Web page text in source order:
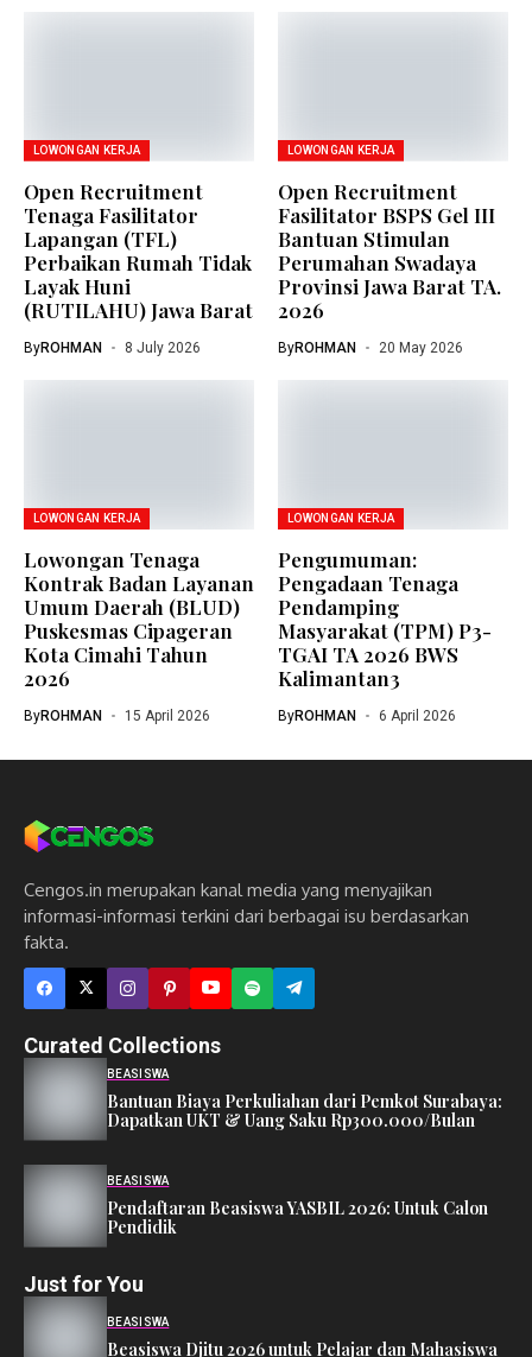
LOWONGAN KERJA
Open Recruitment
Tenaga Fasilitator
Lapangan (TFL)
Perbaikan Rumah Tidak
Layak Huni
(RUTILAHU) Jawa Barat
ByROHMAN 8 July 2026
LOWONGAN KERJA
Open Recruitment
Fasilitator BSPS Gel III
Bantuan Stimulan
Perumahan Swadaya
Provinsi Jawa Barat TA.
2026
ByROHMAN 20 May 2026
LOWONGAN KERJA
Lowongan Tenaga
Kontrak Badan Layanan
Umum Daerah (BLUD)
Puskesmas Cipageran
Kota Cimahi Tahun
2026
ByROHMAN 15 April 2026
LOWONGAN KERJA
Pengumuman:
Pengadaan Tenaga
Pendamping
Masyarakat (TPM) P3-
TGAI TA 2026 BWS
Kalimantan3
ByROHMAN 6 April 2026
Cengos.in merupakan kanal media yang menyajikan
informasi-informasi terkini dari berbagai isu berdasarkan
fakta.
Curated Collections
BEASISWA
Bantuan Biaya Perkuliahan dari Pemkot Surabaya:
Dapatkan UKT & Uang Saku Rp300.000/Bulan
BEASISWA
Pendaftaran Beasiswa YASBIL 2026: Untuk Calon
Pendidik
Just for You
BEASISWA
Beasiswa Djitu 2026 untuk Pelajar dan Mahasiswa